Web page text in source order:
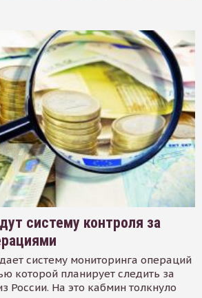
систему контроля за
систему мониторинга операций
которой планирует следить за
России. На это кабмин толкнуло